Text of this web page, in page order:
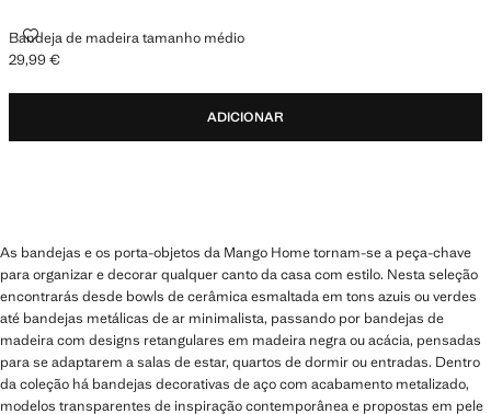
Bandeja de madeira tamanho médio
BANDEJA DE MADEIRA TAMANHO MÉDIO
Preço atual [29,99 € ]
29,99 €
ADICIONAR
As bandejas e os porta-objetos da Mango Home tornam-se a peça-chave
para organizar e decorar qualquer canto da casa com estilo. Nesta seleção
encontrarás desde bowls de cerâmica esmaltada em tons azuis ou verdes
até bandejas metálicas de ar minimalista, passando por bandejas de
madeira com designs retangulares em madeira negra ou acácia, pensadas
para se adaptarem a salas de estar, quartos de dormir ou entradas. Dentro
da coleção há bandejas decorativas de aço com acabamento metalizado,
modelos transparentes de inspiração contemporânea e propostas em pele